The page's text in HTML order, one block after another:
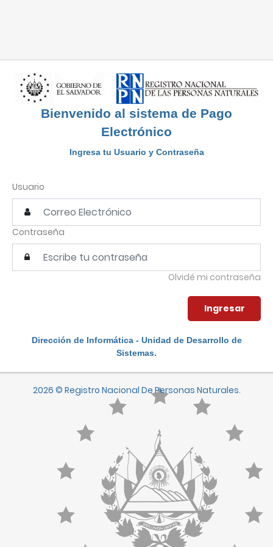
Bienvenido al sistema de Pago
Electrónico
Ingresa tu Usuario y Contraseña
Usuario
Contraseña
Olvidé mi contraseña
Dirección de Informática - Unidad de Desarrollo de
Sistemas.
2026 © Registro Nacional De Personas Naturales.